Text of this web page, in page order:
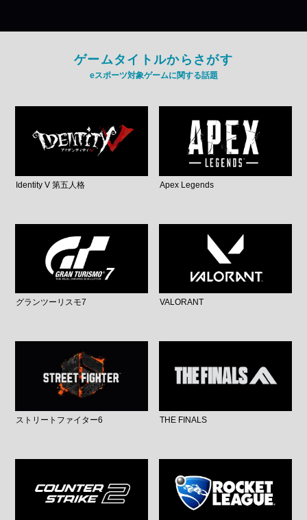
ゲームタイトルからさがす
eスポーツ対象ゲームに関する話題
Identity V 第五人格 Apex Legends
グランツーリスモ7 VALORANT
ストリートファイター6 THE FINALS